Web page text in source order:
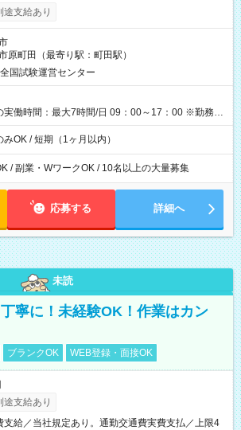
より昇給あり 【即給（前払い）オプションあ
される場合、勤務から1週間ほどで給与の一部を受け
模擬試験 8:30～17:30（休憩1時間） 時給1,300円
10,400円＋交通費 ※当日の役割により時給＋100
・国家試験 7:00～13:30（休憩なし） 時給1,300
100円）×6時間＝日収8,400円＋交通費 【試用期
なし
途支給あり
原町田（最寄り駅：町田駅）
国試験運営センター
実働時間：最大7時間/日 09：00～17：00 ※勤務時
より異なります。
OK / 短期（1ヶ月以内）
/ 副業・WワークOK / 10名以上の大量募集
応募する 詳細へ
未読
寧に！未経験OK！作業はカン
ブランクOK WEB登録・面接OK
途支給あり
支給／当社規定あり。通勤交通費実費支払／上限4